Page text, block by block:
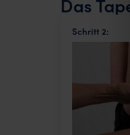
Das
Schritt 2: